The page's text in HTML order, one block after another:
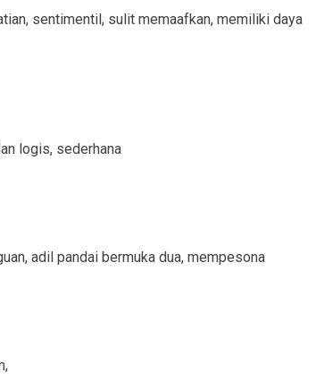
sentimentil, sulit memaafkan, memiliki daya
logis, sederhana
adil pandai bermuka dua, mempesona